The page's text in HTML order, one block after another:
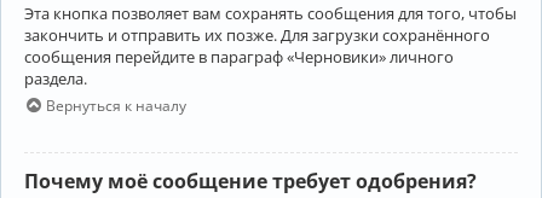
Эта кнопка позволяет вам сохранять сообщения для того, чтобы
закончить и отправить их позже. Для загрузки сохранённого
сообщения перейдите в параграф «Черновики» личного
раздела.
Вернуться к началу
Почему моё сообщение требует одобрения?